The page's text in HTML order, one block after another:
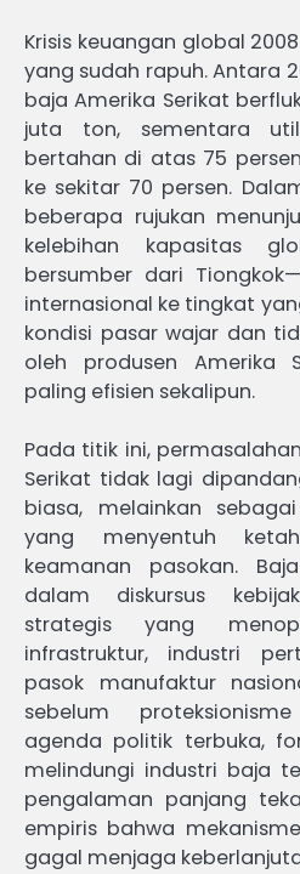
Krisis keuangan global
yang sudah rapuh. Antara
baja Amerika Serikat
juta ton, sementara
bertahan di atas 75
ke sekitar 70 persen.
beberapa rujukan
kelebihan kapasitas
bersumber dari
internasional ke tingkat
kondisi pasar wajar dan
oleh produsen Amerika
paling efisien sekalipun.
Pada titik ini,
Serikat tidak lagi
biasa, melainkan
yang menyentuh
keamanan pasokan.
dalam diskursus
strategis yang
infrastruktur, industri
pasok manufaktur
sebelum
agenda politik terbuka,
melindungi industri baja
pengalaman panjang
empiris bahwa
gagal menjaga